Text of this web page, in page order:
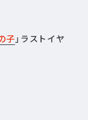
子 」ラストイヤ